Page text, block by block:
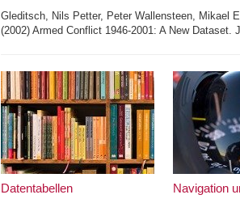
Gleditsch, Nils Petter, Peter Wallensteen, Mikael
(2002) Armed Conflict 1946-2001: A New Dataset.
Datentabellen Navigation